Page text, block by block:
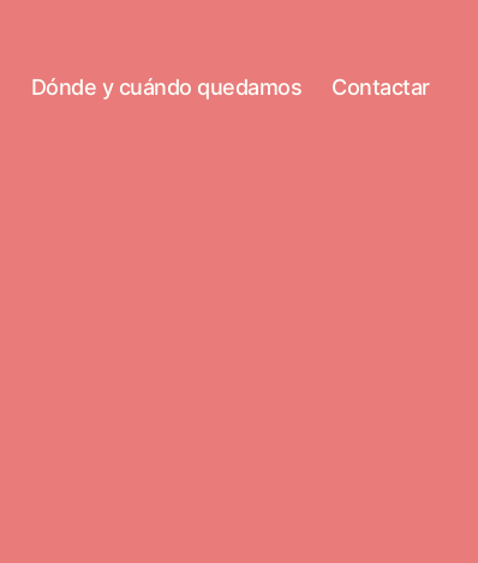
Dónde y cuándo quedamos Contactar